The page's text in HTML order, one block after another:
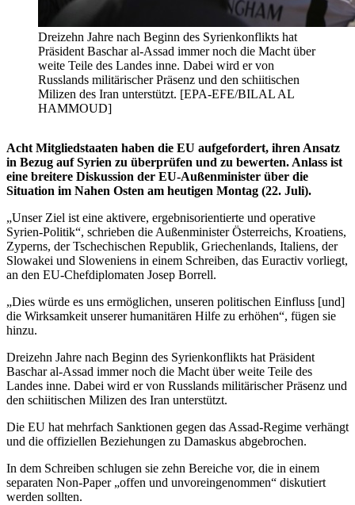
Dreizehn Jahre nach Beginn des Syrienkonflikts hat
Präsident Baschar al-Assad immer noch die Macht über
weite Teile des Landes inne. Dabei wird er von
Russlands militärischer Präsenz und den schiitischen
Milizen des Iran unterstützt. [EPA-EFE/BILAL AL
HAMMOUD]
Acht Mitgliedstaaten haben die EU aufgefordert, ihren Ansatz
in Bezug auf Syrien zu überprüfen und zu bewerten. Anlass ist
eine breitere Diskussion der EU-Außenminister über die
Situation im Nahen Osten am heutigen Montag (22. Juli).
„Unser Ziel ist eine aktivere, ergebnisorientierte und operative
Syrien-Politik“, schrieben die Außenminister Österreichs, Kroatiens,
Zyperns, der Tschechischen Republik, Griechenlands, Italiens, der
Slowakei und Sloweniens in einem Schreiben, das Euractiv vorliegt,
an den EU-Chefdiplomaten Josep Borrell.
„Dies würde es uns ermöglichen, unseren politischen Einfluss [und]
die Wirksamkeit unserer humanitären Hilfe zu erhöhen“, fügen sie
hinzu.
Dreizehn Jahre nach Beginn des Syrienkonflikts hat Präsident
Baschar al-Assad immer noch die Macht über weite Teile des
Landes inne. Dabei wird er von Russlands militärischer Präsenz und
den schiitischen Milizen des Iran unterstützt.
Die EU hat mehrfach Sanktionen gegen das Assad-Regime verhängt
und die offiziellen Beziehungen zu Damaskus abgebrochen.
In dem Schreiben schlugen sie zehn Bereiche vor, die in einem
separaten Non-Paper „offen und unvoreingenommen“ diskutiert
werden sollten.